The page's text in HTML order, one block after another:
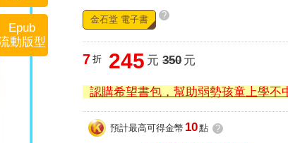
Epub
動版型
金石堂 電子書 ?
7 折 245 元 350元
認購希望書包，幫助弱勢孩童上學不
預計最高可得金幣 10點 ?